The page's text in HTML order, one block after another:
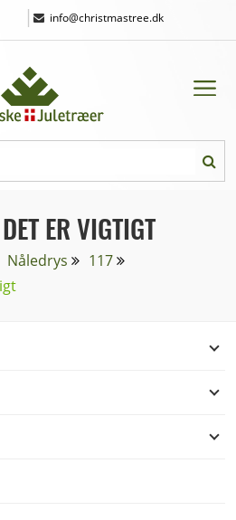
| info@christmastree.dk
ER VIGTIGT
Nåledrys
117